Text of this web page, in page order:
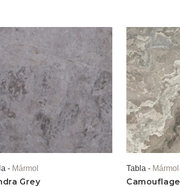
- Mármol
Grey
Tabla - Mármol
Camouflage